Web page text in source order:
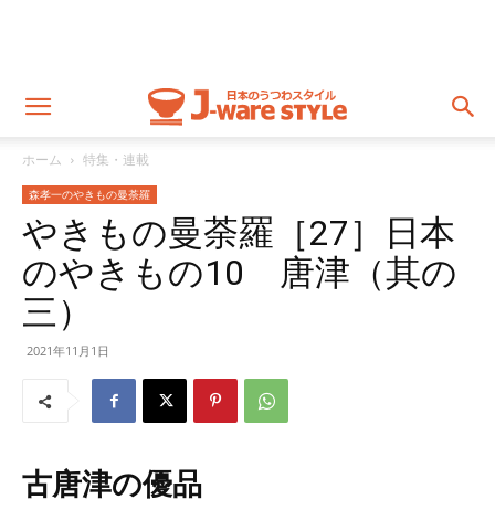
ホーム 特集・連載
森孝一のやきもの曼荼羅
やきもの曼荼羅［27］日本
のやきもの10 唐津（其の
三）
2021年11月1日
古唐津の優品